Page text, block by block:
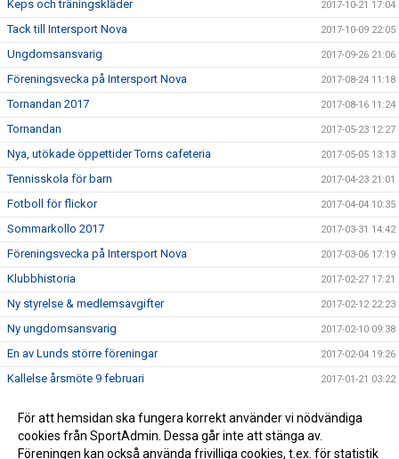
Keps och träningskläder 2017-10-21 17:04
Tack till Intersport Nova 2017-10-09 22:05
Ungdomsansvarig 2017-09-26 21:06
Föreningsvecka på Intersport Nova 2017-08-24 11:18
Tornandan 2017 2017-08-16 11:24
Tornandan 2017-05-23 12:27
Nya, utökade öppettider Torns cafeteria 2017-05-05 13:13
Tennisskola för barn 2017-04-23 21:01
Fotboll för flickor 2017-04-04 10:35
Sommarkollo 2017 2017-03-31 14:42
Föreningsvecka på Intersport Nova 2017-03-06 17:19
Klubbhistoria 2017-02-27 17:21
Ny styrelse & medlemsavgifter 2017-02-12 22:23
Ny ungdomsansvarig 2017-02-10 09:38
En av Lunds större föreningar 2017-02-04 19:26
Kallelse årsmöte 9 februari 2017-01-21 03:22
och utveckla föreningen?
2017-01-11 14:22
Ny hemsida för Torns IF! 2017-01-02 16:43
För att hemsidan ska fungera korrekt använder vi nödvändiga
cookies från SportAdmin. Dessa går inte att stänga av.
Föreningen kan också använda frivilliga cookies, t.ex. för statistik